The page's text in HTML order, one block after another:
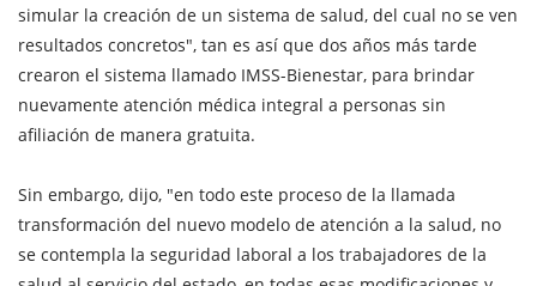
simular la creación de un sistema de salud, del cual no se ven
resultados concretos", tan es así que dos años más tarde
crearon el sistema llamado IMSS-Bienestar, para brindar
nuevamente atención médica integral a personas sin
afiliación de manera gratuita.
Sin embargo, dijo, "en todo este proceso de la llamada
transformación del nuevo modelo de atención a la salud, no
se contempla la seguridad laboral a los trabajadores de la